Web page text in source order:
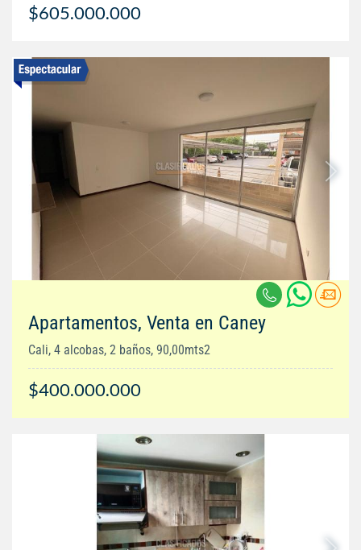
$605.000.000
Apartamentos, Venta en Caney
Cali, 4 alcobas, 2 baños, 90,00mts2
$400.000.000